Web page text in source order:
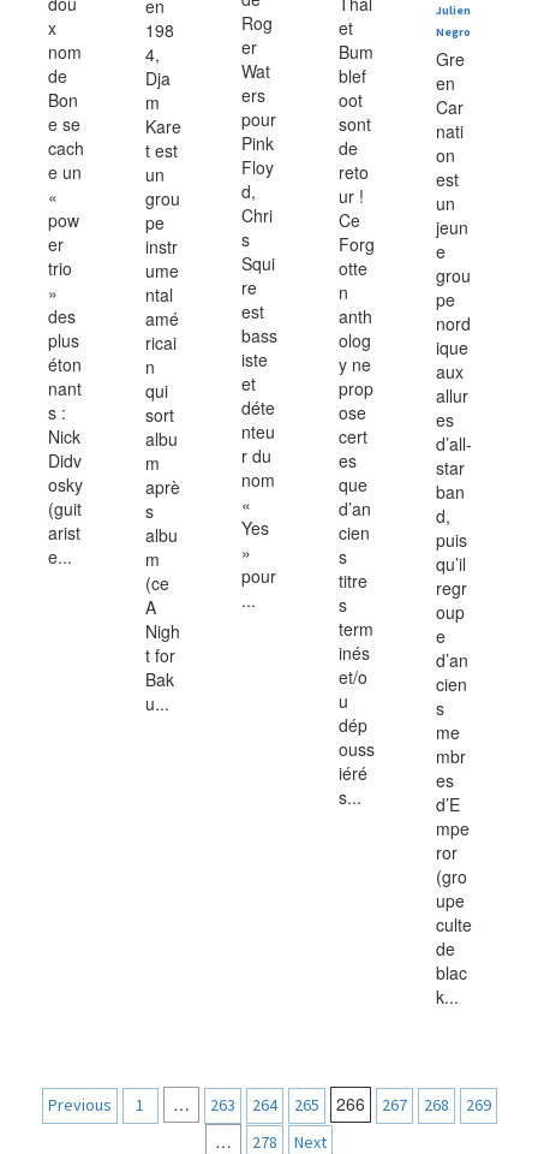
x
nom
de
Bon
e se
cach
e un
«
pow
er
trio
»
des
plus
éton
nant
s :
Nick
Didv
osky
(guit
arist
e...
en
198
4,
Dja
m
Kare
t est
un
grou
pe
instr
ume
ntal
amé
ricai
n
qui
sort
albu
m
aprè
s
albu
m
(ce
A
Nigh
t for
Bak
u...
Rog
er
Wat
ers
pour
Pink
Floy
d,
Chri
s
Squi
re
est
bass
iste
et
déte
nteu
r du
nom
«
Yes
»
pour
...
et
Bum
blef
oot
sont
de
reto
ur !
Ce
Forg
otte
n
anth
olog
y ne
prop
ose
cert
es
que
d’an
cien
s
titre
s
term
inés
et/o
u
dép
ouss
iéré
s...
Julien
Negro
Gre
en
Car
nati
on
est
un
jeun
e
grou
pe
nord
ique
aux
allur
es
d’all-
star
ban
d,
puis
qu’il
regr
oup
e
d’an
cien
s
me
mbr
es
d’E
mpe
ror
(gro
upe
culte
de
blac
k...
Navigation
des
Previous 1 … 263 264 265 266 267 268 269
… 278 Next